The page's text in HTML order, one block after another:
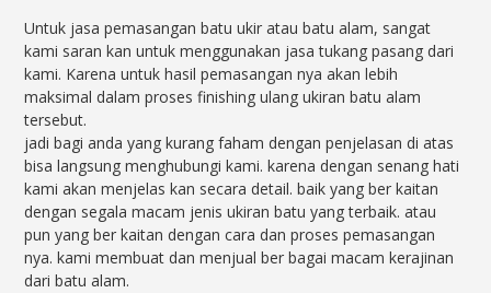
Untuk jasa pemasangan batu ukir atau batu alam, sangat
kami saran kan untuk menggunakan jasa tukang pasang dari
kami. Karena untuk hasil pemasangan nya akan lebih
maksimal dalam proses finishing ulang ukiran batu alam
tersebut.
jadi bagi anda yang kurang faham dengan penjelasan di atas
bisa langsung menghubungi kami. karena dengan senang hati
kami akan menjelas kan secara detail. baik yang ber kaitan
dengan segala macam jenis ukiran batu yang terbaik. atau
pun yang ber kaitan dengan cara dan proses pemasangan
nya. kami membuat dan menjual ber bagai macam kerajinan
dari batu alam.